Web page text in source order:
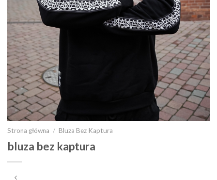
Strona główna / Bluza Bez Kaptura
bluza bez kaptura